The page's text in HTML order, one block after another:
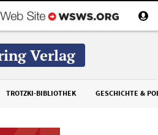
Verlag
TROTZKI-BIBLIOTHEK GESCHICHTE &